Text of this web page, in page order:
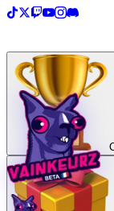
Créer une TopList